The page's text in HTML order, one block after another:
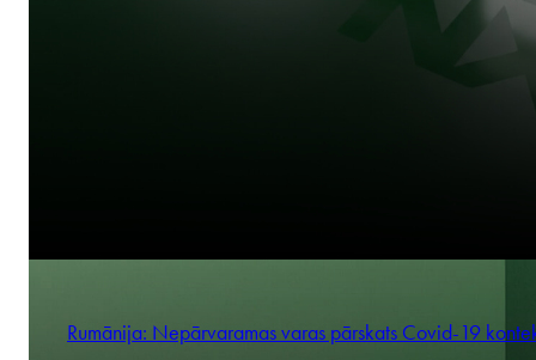
Rumānija: Nepārvaramas varas pārskats Covid-19